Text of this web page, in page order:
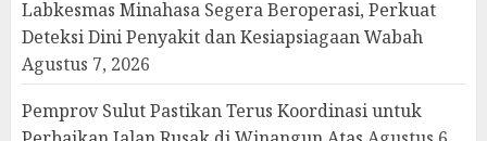
Labkesmas Minahasa Segera Beroperasi, Perkuat
Deteksi Dini Penyakit dan Kesiapsiagaan Wabah
Agustus 7, 2026
Pemprov Sulut Pastikan Terus Koordinasi untuk